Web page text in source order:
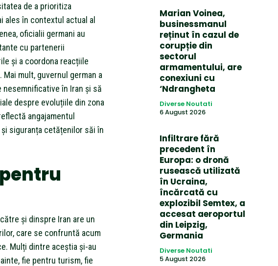
de a prioritiza
ales în contextul actual al
oficialii germani au
cu partenerii
și a coordona reacțiile
mult, guvernul german a
în Iran și să
despre evoluțiile din zona
angajamentul
siguranța cetățenilor săi în
și dinspre Iran are un
care se confruntă acum
Mulți dintre aceștia și-au
fie pentru turism, fie
Marian Voinea,
businessmanul
reținut în cazul de
corupție din
sectorul
armamentului, are
conexiuni cu
‘Ndrangheta
Diverse Noutati
6 August 2026
Infiltrare fără
precedent în
Europa: o dronă
rusească utilizată
în Ucraina,
încărcată cu
explozibil Semtex, a
accesat aeroportul
din Leipzig,
Germania
Diverse Noutati
5 August 2026